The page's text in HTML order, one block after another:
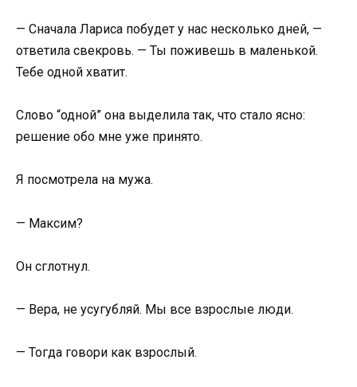
— Сначала Лариса побудет у нас несколько дней, —
ответила свекровь. — Ты поживешь в маленькой.
Тебе одной хватит.
Слово “одной” она выделила так, что стало ясно:
решение обо мне уже принято.
Я посмотрела на мужа.
— Максим?
Он сглотнул.
— Вера, не усугубляй. Мы все взрослые люди.
— Тогда говори как взрослый.